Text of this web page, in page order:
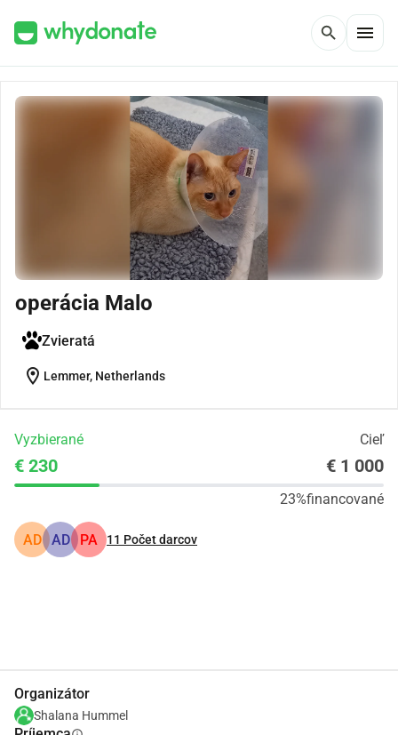
search menu
operácia Malo
Zvieratá
location_on Lemmer, Netherlands
Vyzbierané Cieľ
€ 230 € 1 000
23%financované
AD AD PA 11 Počet darcov
Organizátor
Shalana Hummel